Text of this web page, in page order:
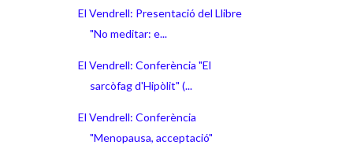
El Vendrell: Presentació del Llibre
"No meditar: e...
El Vendrell: Conferència "El
sarcòfag d'Hipòlit" (...
El Vendrell: Conferència
"Menopausa, acceptació"